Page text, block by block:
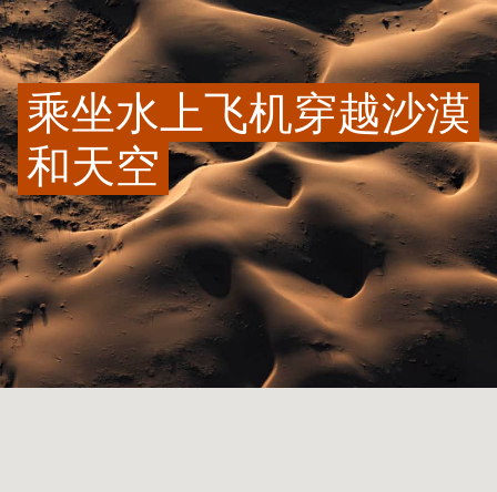
乘坐水上飞机穿越沙漠
和天空